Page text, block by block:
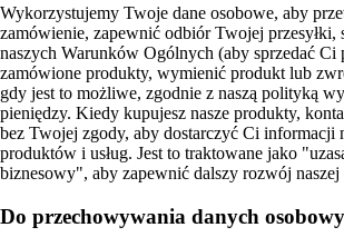
Wykorzystujemy Twoje dane osobowe, aby
zamówienie, zapewnić odbiór Twojej przesyłki,
naszych Warunków Ogólnych (aby sprzedać Ci
zamówione produkty, wymienić produkt lub
gdy jest to możliwe, zgodnie z naszą polityką
pieniędzy. Kiedy kupujesz nasze produkty,
bez Twojej zgody, aby dostarczyć Ci informacji
produktów i usług. Jest to traktowane jako
biznesowy", aby zapewnić dalszy rozwój naszej
Do przechowywania danych